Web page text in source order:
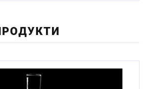
чаша за вода- 14см чаша за уиски-